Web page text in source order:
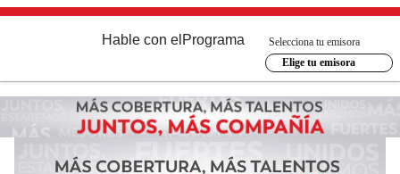
Hable con el Programa
Selecciona tu emisora
Elige tu emisora